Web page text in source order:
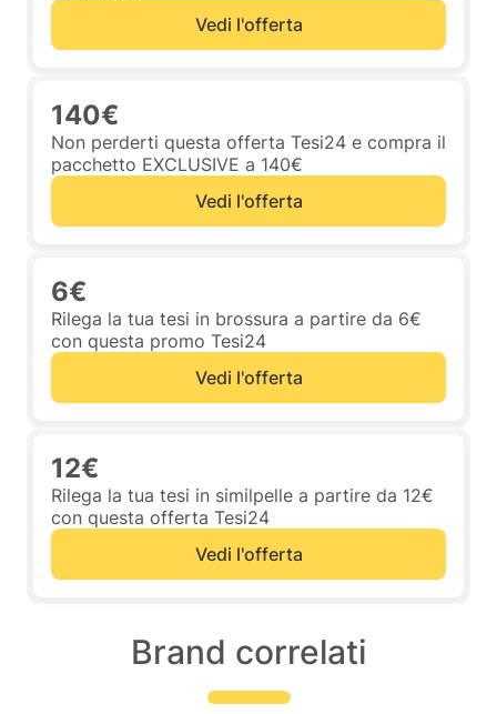
Vedi l'offerta
140€
Non perderti questa offerta Tesi24 e compra il
pacchetto EXCLUSIVE a 140€
Vedi l'offerta
6€
Rilega la tua tesi in brossura a partire da 6€
con questa promo Tesi24
Vedi l'offerta
12€
Rilega la tua tesi in similpelle a partire da 12€
con questa offerta Tesi24
Vedi l'offerta
Brand correlati